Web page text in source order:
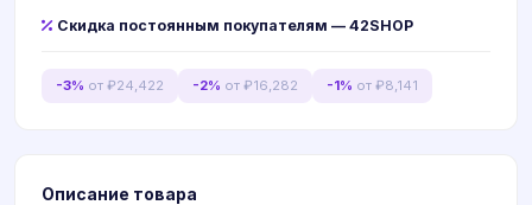
Скидка постоянным покупателям — 42SHOP
-3% от ₽24,422 -2% от ₽16,282 -1% от ₽8,141
Описание товара